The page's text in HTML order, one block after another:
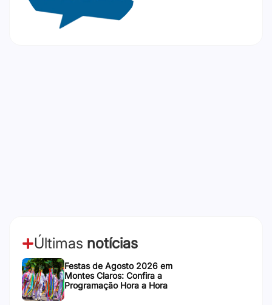
Últimas notícias
Festas de Agosto 2026 em
Montes Claros: Confira a
Programação Hora a Hora